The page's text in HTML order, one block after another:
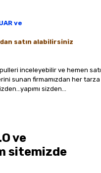
ve
satın alabilirsiniz
inceleyebilir ve hemen
sunan firmamızdan her
sizden...
ve
sitemizde